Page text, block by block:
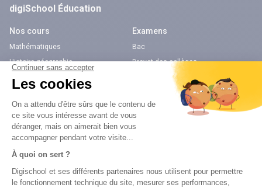
digiSchool Éducation
Nos cours
Mathématiques
Histoire-géographie
Français
Physique-Chimie
Examens
Bac
Brevet des collèges
Annales
Bac